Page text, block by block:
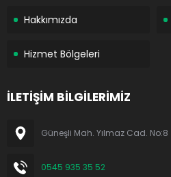
Hakkımızda
Hizmet Bölgeleri
İLETİŞİM BİLGİLERİMİZ
Güneşli Mah. Yılmaz Cad. No:8
0545 935 35 52